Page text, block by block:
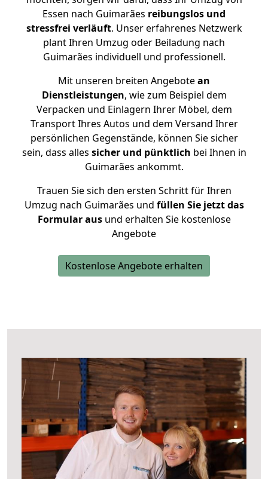
Essen nach Guimarães reibungslos und
stressfrei verläuft. Unser erfahrenes Netzwerk
plant Ihren Umzug oder Beiladung nach
Guimarães individuell und professionell.
Mit unseren breiten Angebotean
Dienstleistungen, wie zum Beispiel dem
Verpacken und Einlagern Ihrer Möbel, dem
Transport Ihres Autos und dem Versand Ihrer
persönlichen Gegenstände, können Sie sicher
sein, dass alles sicher und pünktlich bei Ihnen in
Guimarães ankommt.
Trauen Sie sich den ersten Schritt für Ihren
Umzug nach Guimarães und füllen Sie jetzt das
Formular ausund erhalten Sie kostenlose
Angebote
Kostenlose Angebote erhalten